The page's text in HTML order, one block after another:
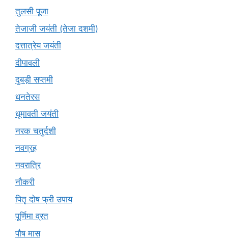
तुलसी पूजा
तेजाजी जयंती (तेजा दशमी)
दत्तात्रेय जयंती
दीपावली
दुबड़ी सप्तमी
धनतेरस
धूमावती जयंती
नरक चतुर्दशी
नवग्रह
नवरात्रि
नौकरी
पितृ दोष फ्री उपाय
पूर्णिमा व्रत
पौष मास